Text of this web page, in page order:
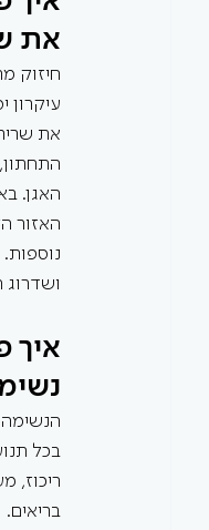
את
עיקרון
את
האגן.
האזור
איך
בכל
ריכוז,
בריאים.